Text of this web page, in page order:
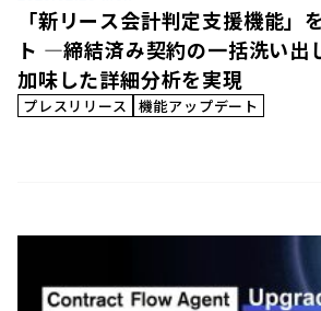
「新リース会計判定支援機能」
ト ―締結済み契約の一括洗い出
加味した詳細分析を実現
プレスリリース
機能アップデート